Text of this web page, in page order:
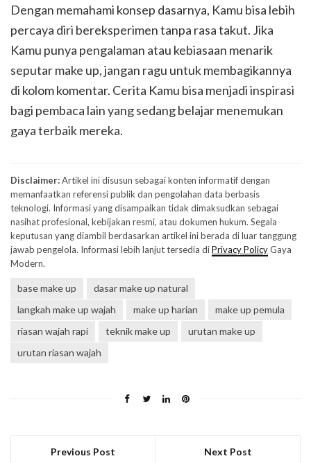
Dengan memahami konsep dasarnya, Kamu bisa lebih
percaya diri bereksperimen tanpa rasa takut. Jika
Kamu punya pengalaman atau kebiasaan menarik
seputar make up, jangan ragu untuk membagikannya
di kolom komentar. Cerita Kamu bisa menjadi inspirasi
bagi pembaca lain yang sedang belajar menemukan
gaya terbaik mereka.
Disclaimer:Artikel ini disusun sebagai konten informatif dengan
memanfaatkan referensi publik dan pengolahan data berbasis
teknologi. Informasi yang disampaikan tidak dimaksudkan sebagai
nasihat profesional, kebijakan resmi, atau dokumen hukum. Segala
keputusan yang diambil berdasarkan artikel ini berada di luar tanggung
jawab pengelola. Informasi lebih lanjut tersedia diPrivacy PolicyGaya
Modern.
base make up
dasar make up natural
langkah make up wajah
make up harian
make up pemula
riasan wajah rapi
teknik make up
urutan make up
urutan riasan wajah
Previous Post Next Post